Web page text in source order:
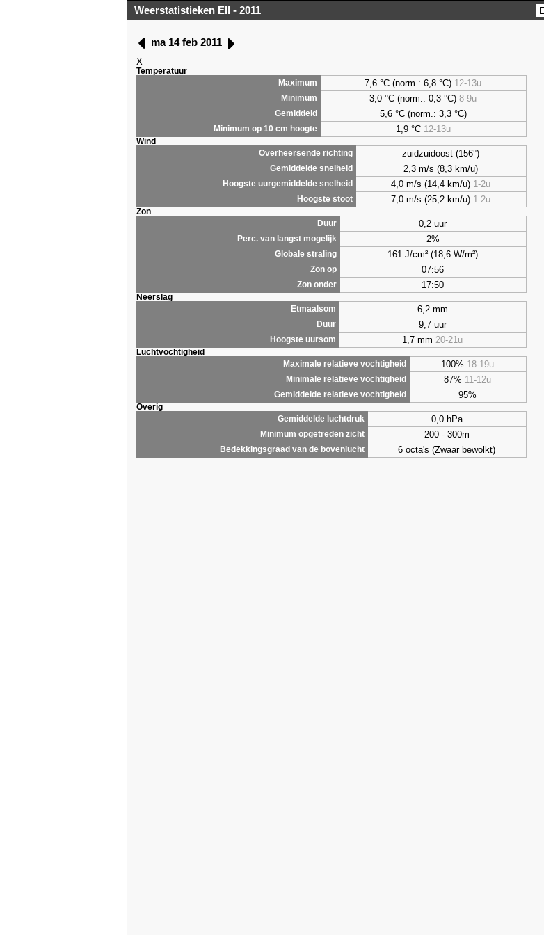
Weerstatistieken Ell - 2011
ma 14 feb 2011
X
Temperatuur
Maximum
7,6 °C (norm.: 6,8 °C) 12-13u
Minimum 3,0 °C (norm.: 0,3 °C)8-9u
Gemiddeld 5,6 °C (norm.: 3,3 °C)
Minimum op 10 cm hoogte 1,9 °C 12-13u
Wind
Overheersende richting
zuidzuidoost (156°)
Gemiddelde snelheid 2,3 m/s (8,3 km/u)
Hoogste uurgemiddelde snelheid 4,0 m/s (14,4 km/u) 1-2u
Hoogste stoot 7,0 m/s (25,2 km/u) 1-2u
Zon
Duur
0,2 uur
Perc. van langst mogelijk 2%
Globale straling 161 J/cm² (18,6 W/m²)
Zon op 07:56
Zon onder 17:50
Neerslag
Etmaalsom
6,2 mm
Duur 9,7 uur
Hoogste uursom 1,7 mm 20-21u
Luchtvochtigheid
Maximale relatieve vochtigheid
100% 18-19u
Minimale relatieve vochtigheid 87% 11-12u
Gemiddelde relatieve vochtigheid 95%
Overig
Gemiddelde luchtdruk
0,0 hPa
Minimum opgetreden zicht 200 - 300m
Bedekkingsgraad van de bovenlucht 6 octa's (Zwaar bewolkt)